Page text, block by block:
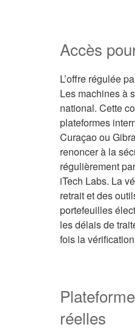
Accès
L’offre régulée
Les machines à
national. Cette
plateformes
Curaçao ou
renoncer à la
régulièrement
iTech Labs. La
retrait et des
portefeuilles
les délais de
fois la
réelles